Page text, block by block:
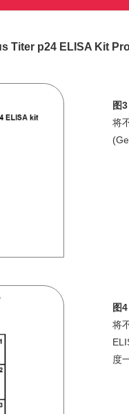
Titer p24 ELISA Kit
图
将
图
将
度